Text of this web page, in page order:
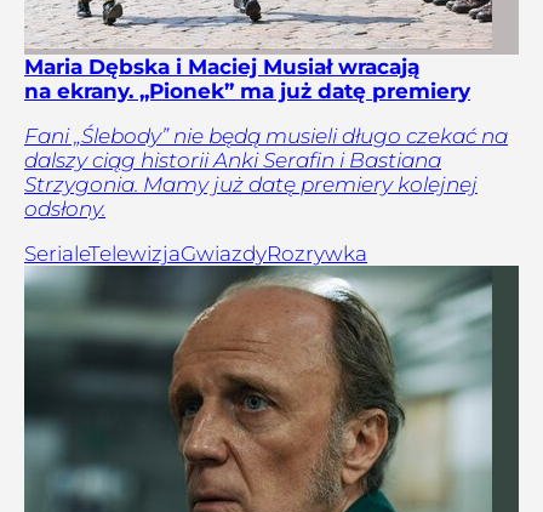
Maria Dębska i Maciej Musiał wracają
na ekrany. „Pionek” ma już datę premiery
Fani „Ślebody” nie będą musieli długo czekać na
dalszy ciąg historii Anki Serafin i Bastiana
Strzygonia. Mamy już datę premiery kolejnej
odsłony.
SerialeTelewizjaGwiazdyRozrywka